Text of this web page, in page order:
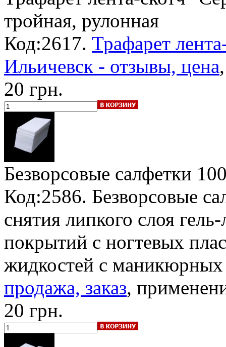
тройная, рулонная
Код:2617. Трафарет
Ильичевск - отзывы, цена
20 грн.
Безворсовые салфетки
Код:2586. Безворсовые
снятия липкого слоя
покрытий с ногтевых
жидкостей с
продажа, заказ,
20 грн.